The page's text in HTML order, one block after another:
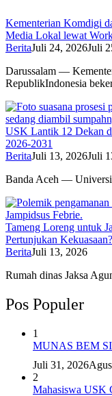
Kementerian Komdigi
Media Lokal lewat
BeritaJuli 24, 2026Juli
Darussalam —
RepublikIndonesia
USK Lantik 12 Dekan
2026-2031
BeritaJuli 13, 2026Juli
Banda Aceh —
Tameng Loreng untuk
Pertunjukan Kekuasaan?
BeritaJuli 13, 2026
Rumah dinas Jaksa
Pos Populer
1
MUNAS BEM SI
Juli 31, 2026
2
Mahasiswa USK